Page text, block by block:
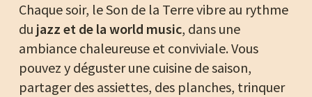
Chaque soir, le Son de la Terre vibre au rythme
du jazz et de la world music, dans une
ambiance chaleureuse et conviviale. Vous
pouvez y déguster une cuisine de saison,
partager des assiettes, des planches, trinquer